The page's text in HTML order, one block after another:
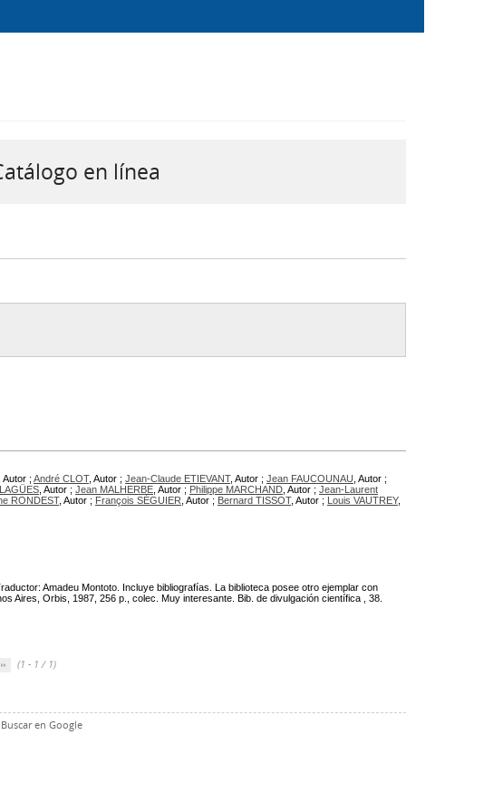
en línea
, Autor ; André CLOT, Autor ; Jean-Claude ETIEVANT, Autor ; Jean FAUCOUNAU , Autor ;
, Autor ; Jean MALHERBE , Autor ; Philippe MARCHAND , Autor ; Jean-Laurent
RONDEST, Autor ; François SÉGUIER , Autor ; Bernard TISSOT, Autor ; Louis VAUTREY,
Amadeu Montoto. Incluye bibliografías. La biblioteca posee otro ejemplar con
Aires, Orbis, 1987, 256 p., colec. Muy interesante. Bib. de divulgación científica , 38.
(1 - 1 / 1)
Buscar en Google